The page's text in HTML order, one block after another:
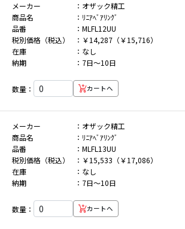
メーカー
オザック精工
商品名
ﾘﾆｱﾍﾞｱﾘﾝｸﾞ
品番
MLFL12UU
税別価格（税込）
￥14,287（￥15,716）
在庫
なし
納期
7日～10日
数量： カートへ
メーカー
オザック精工
商品名
ﾘﾆｱﾍﾞｱﾘﾝｸﾞ
品番
MLFL13UU
税別価格（税込）
￥15,533（￥17,086）
在庫
なし
納期
7日～10日
数量： カートへ